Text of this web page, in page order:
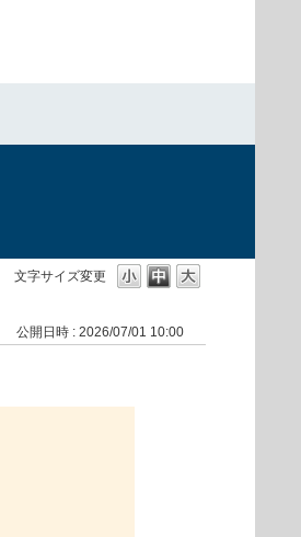
文字サイズ変更
公開日時 : 2026/07/01 10:00